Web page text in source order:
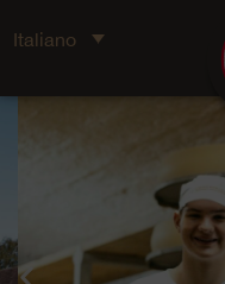
Italiano